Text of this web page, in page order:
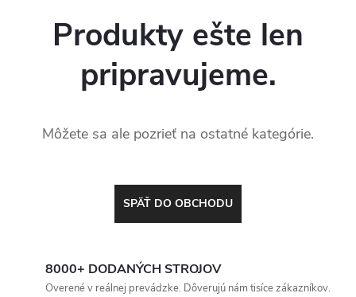
Produkty ešte len
pripravujeme.
Môžete sa ale pozrieť na ostatné kategórie.
SPÄŤ DO OBCHODU
8000+ DODANÝCH STROJOV
Overené v reálnej prevádzke. Dôverujú nám tisíce zákazníkov.